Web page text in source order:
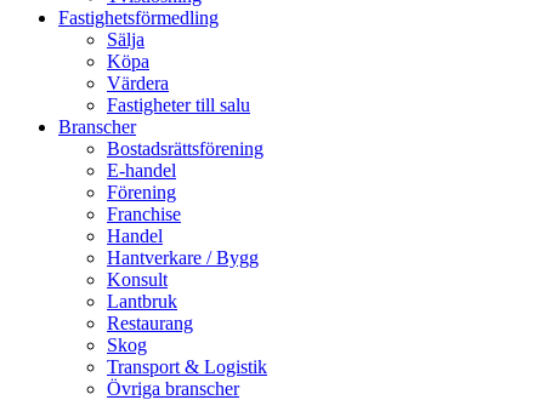
Fastighetsförmedling
Sälja
Köpa
Värdera
Fastigheter till salu
Branscher
Bostadsrättsförening
E-handel
Förening
Franchise
Handel
Hantverkare / Bygg
Konsult
Lantbruk
Restaurang
Skog
Transport & Logistik
Övriga branscher